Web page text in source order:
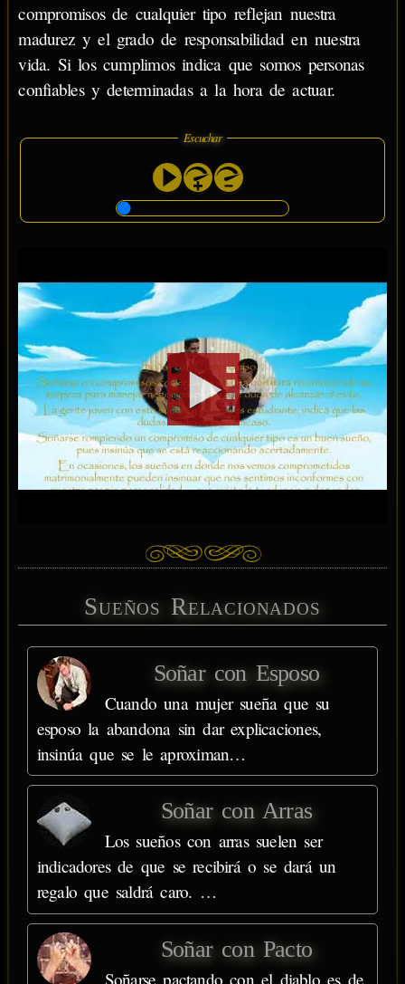
compromisos de cualquier tipo reflejan nuestra
madurez y el grado de responsabilidad en nuestra
vida. Si los cumplimos indica que somos personas
confiables y determinadas a la hora de actuar.
Escuchar
Sueños Relacionados
Soñar con Esposo
Cuando una mujer sueña que su
esposo la abandona sin dar explicaciones,
insinúa que se le aproximan…
Soñar con Arras
Los sueños con arras suelen ser
indicadores de que se recibirá o se dará un
regalo que saldrá caro. …
Soñar con Pacto
Soñarse pactando con el diablo es de